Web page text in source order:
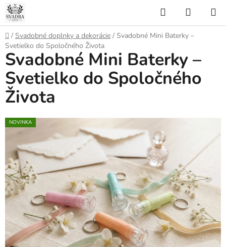
Prejsť
na
obsah
Hľadať
KOŠÍK
Domov
/ Svadobné doplnky a dekorácie / Svadobné Mini Baterky –
Svetielko do Spoločného Života
Svadobné Mini Baterky –
Svetielko do Spoločného
Života
NOVINKA